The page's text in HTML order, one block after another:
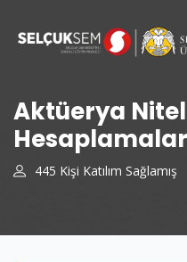
Aktüerya
445 Kişi Katılım Sağlamış